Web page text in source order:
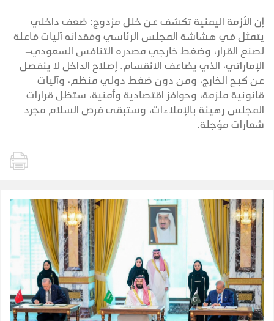
إن الأزمة اليمنية تكشف عن خلل مزدوج: ضعف داخلي
يتمثل في هشاشة المجلس الرئاسي وفقدانه آليات فاعلة
لصنع القرار، وضغط خارجي مصدره التنافس السعودي–
الإماراتي، الذي يضاعف الانقسام. إصلاح الداخل لا ينفصل
عن كبح الخارج، ومن دون ضغط دولي منظم، وآليات
قانونية ملزمة، وحوافز اقتصادية وأمنية، ستظل قرارات
المجلس رهينة بالإملاءات، وستبقى فرص السلام مجرد
شعارات مؤجلة.